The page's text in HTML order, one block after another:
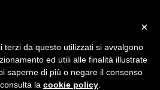
Circolo
Statuto e
×
terzi da questo utilizzati si avvalgono
ed utili alle finalità illustrate
saperne di più o negare il consenso
la cookie policy